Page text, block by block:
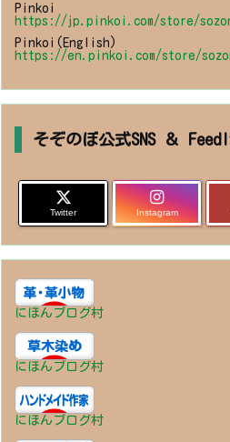
Pinkoi
https://jp.pinkoi.com/store/
Pinkoi(English)
https://en.pinkoi.com/store/
そぞのぼ公式SNS ＆
Twitter Instagram
にほんブログ村
にほんブログ村
にほんブログ村